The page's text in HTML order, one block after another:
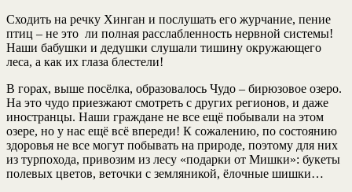
Сходить на речку Хинган и послушать его журчание, пение
птиц – не это ли полная расслабленность нервной системы!
Наши бабушки и дедушки слушали тишину окружающего
леса, а как их глаза блестели!
В горах, выше посёлка, образовалось Чудо – бирюзовое озеро.
На это чудо приезжают смотреть с других регионов, и даже
иностранцы. Наши граждане не все ещё побывали на этом
озере, но у нас ещё всё впереди! К сожалению, по состоянию
здоровья не все могут побывать на природе, поэтому для них
из турпохода, привозим из лесу «подарки от Мишки»: букеты
полевых цветов, веточки с земляникой, ёлочные шишки…